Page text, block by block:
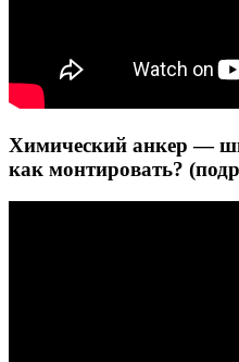
Химический анкер —
как монтировать?